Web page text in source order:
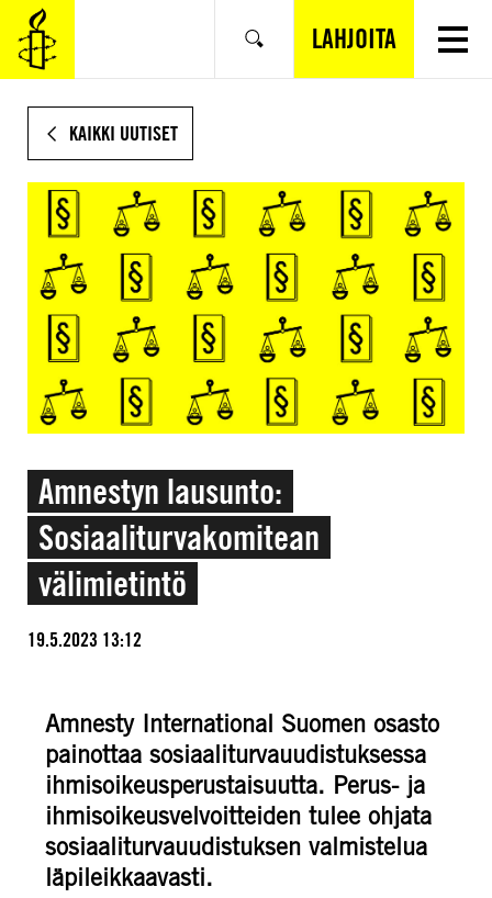
SIIRRY
VARSINAISEEN
SISÄLTÖÖN
Hae LAHJOITA
KAIKKI UUTISET
Amnestyn lausunto:
Sosiaaliturvakomitean
välimietintö
19.5.2023 13:12
Amnesty International Suomen osasto
painottaa sosiaaliturvauudistuksessa
ihmisoikeusperustaisuutta. Perus- ja
ihmisoikeusvelvoitteiden tulee ohjata
sosiaaliturvauudistuksen valmistelua
läpileikkaavasti.